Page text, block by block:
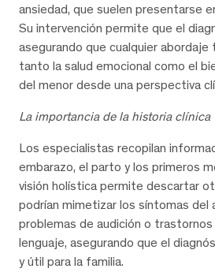
ansiedad, que suelen presentarse
Su intervención permite que el
asegurando que cualquier
tanto la salud emocional como el
del menor desde una perspectiva
La importancia de la historia clínica
Los especialistas recopilan
embarazo, el parto y los primeros
visión holística permite descartar
podrían mimetizar los síntomas del
problemas de audición o
lenguaje, asegurando que el
y útil para la familia.